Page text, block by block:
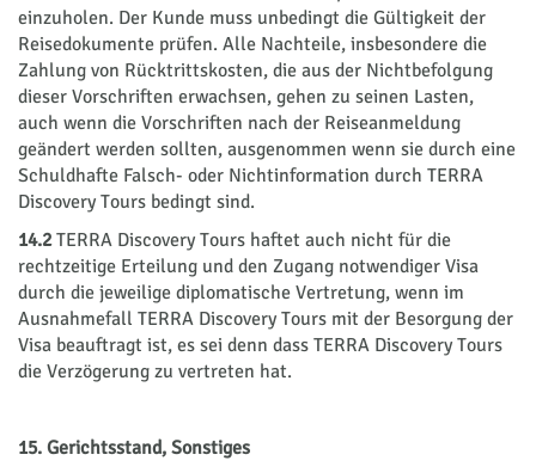
einzuholen. Der Kunde muss unbedingt die Gültigkeit der
Reisedokumente prüfen. Alle Nachteile, insbesondere die
Zahlung von Rücktrittskosten, die aus der Nichtbefolgung
dieser Vorschriften erwachsen, gehen zu seinen Lasten,
auch wenn die Vorschriften nach der Reiseanmeldung
geändert werden sollten, ausgenommen wenn sie durch eine
Schuldhafte Falsch- oder Nichtinformation durch TERRA
Discovery Tours bedingt sind.
14.2TERRA Discovery Tours haftet auch nicht für die
rechtzeitige Erteilung und den Zugang notwendiger Visa
durch die jeweilige diplomatische Vertretung, wenn im
Ausnahmefall TERRA Discovery Tours mit der Besorgung der
Visa beauftragt ist, es sei denn dass TERRA Discovery Tours
die Verzögerung zu vertreten hat.
15. Gerichtsstand, Sonstiges